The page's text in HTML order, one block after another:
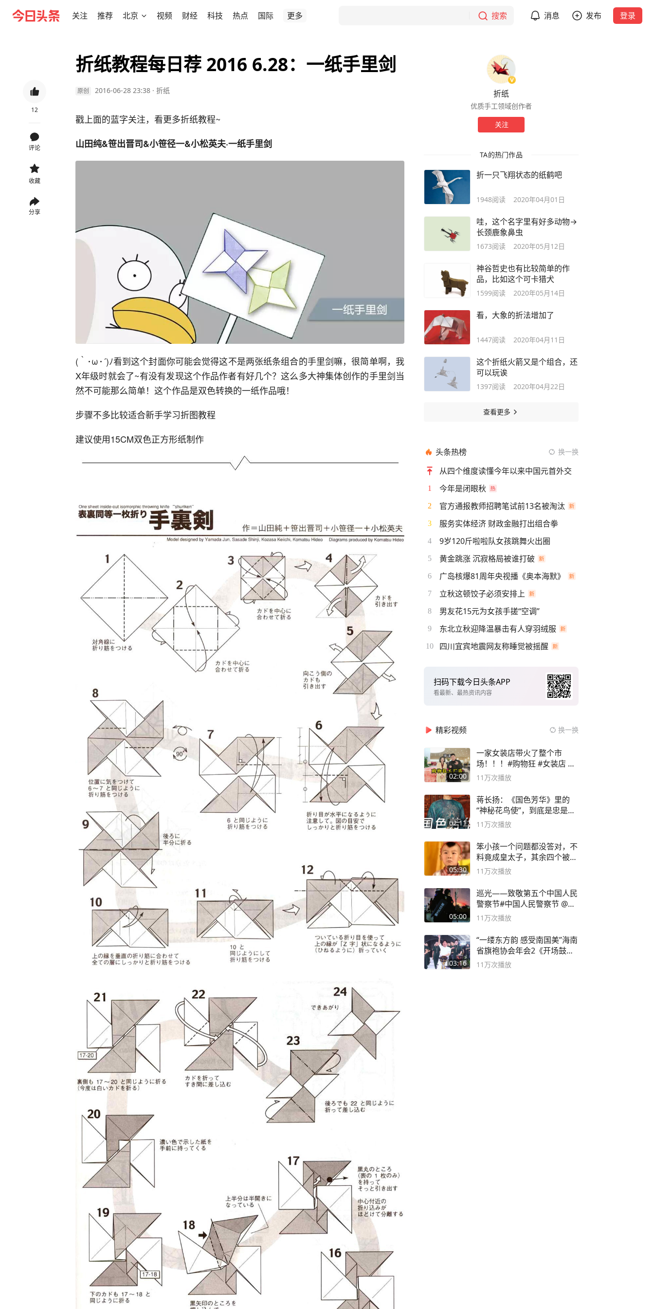
关注 推荐 北京 视频 财经 科技 热点 国际 更多 搜索 消息 发布 登录
12
评论
收藏
分享
折纸教程每日荐 2016 6.28：一纸手里剑
原创 2016-06-28 23:38 · 折纸
戳上面的蓝字关注，看更多折纸教程~
山田纯&笹出晋司&小笹径一&小松英夫·一纸手里剑
(｀･ω･´)ﾉ看到这个封面你可能会觉得这不是两张纸条组合的手里剑嘛，很简单啊，我
X年级时就会了~有没有发现这个作品作者有好几个？这么多大神集体创作的手里剑当
然不可能那么简单！这个作品是双色转换的一纸作品哦！
步骤不多比较适合新手学习折图教程
建议使用15CM双色正方形纸制作
折纸
优质手工领域创作者
关注
TA的热门作品
折一只飞翔状态的纸鹤吧
1948阅读 2020年04月01日
哇，这个名字里有好多动物→
长颈鹿象鼻虫
1673阅读 2020年05月12日
神谷哲史也有比较简单的作
品，比如这个可卡猎犬
1599阅读 2020年05月14日
看，大象的折法增加了
1447阅读 2020年04月11日
这个折纸火箭又是个组合，还
可以玩诶
1397阅读 2020年04月22日
查看更多
头条热榜 换一换
从四个维度读懂今年以来中国元首外交
1 今年是闭眼秋
2 官方通报教师招聘笔试前13名被淘汰
3 服务实体经济 财政金融打出组合拳
4 9岁120斤啦啦队女孩跳舞火出圈
5 黄金跳涨 沉寂格局被谁打破
6 广岛核爆81周年央视播《奥本海默》
7 立秋这顿饺子必须安排上
8 男友花15元为女孩手搓“空调”
9 东北立秋迎降温暴击有人穿羽绒服
10 四川宜宾地震网友称睡觉被摇醒
扫码下载今日头条APP
看最新、最热资讯内容
精彩视频 换一换
02:00
一家女装店带火了整个市
场！！！#购物狂 #女装店 #
高品质女装
11万次播放
02:11
蒋长扬：《国色芳华》里的
“神秘花鸟使”，到底是忠是
奸？
11万次播放
05:30
笨小孩一个问题都没答对，不
料竟成皇太子，其余四个被处
死
11万次播放
05:00
巡光——致敬第五个中国人民
警察节#中国人民警察节 @抖
音小助手
11万次播放
03:16
“一缕东方韵 感受南国美”海南
省旗袍协会年会2《开场鼓》
二团
11万次播放